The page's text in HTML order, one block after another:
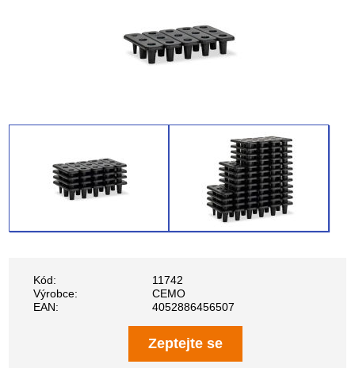
Kód:
11742
Výrobce:
CEMO
EAN:
4052886456507
Zeptejte se